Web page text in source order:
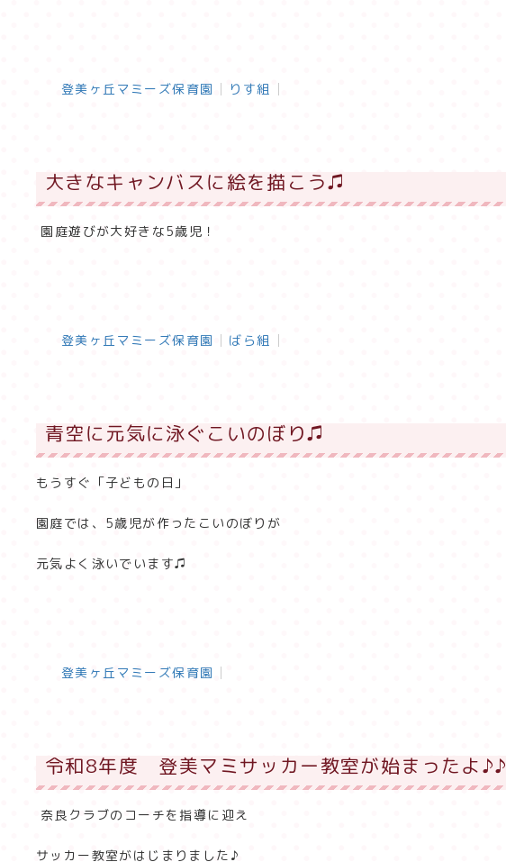
登美ヶ丘マミーズ保育園 りす組
大きなキャンバスに絵を描こう♫
園庭遊びが大好きな5歳児！
登美ヶ丘マミーズ保育園 ばら組
青空に元気に泳ぐこいのぼり♫
もうすぐ「子どもの日」
園庭では、5歳児が作ったこいのぼりが
元気よく泳いでいます♫
登美ヶ丘マミーズ保育園
令和8年度 登美マミサッカー教室が始まったよ♪♪
奈良クラブのコーチを指導に迎え
サッカー教室がはじまりました♪